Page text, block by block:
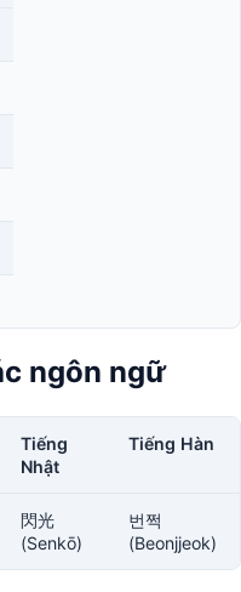
ngôn ngữ
Tiếng
Nhật
Tiếng Hàn
閃光
(Senkō)
번쩍
(Beonjjeok)